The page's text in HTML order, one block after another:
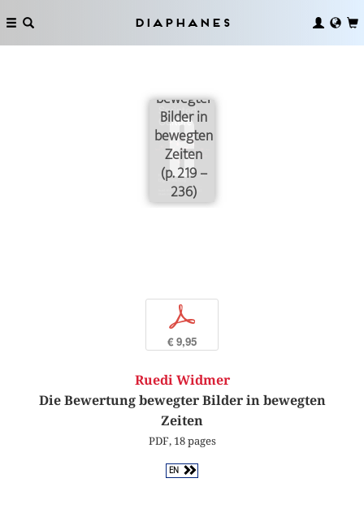
Diaphanes
bewegter
Bilder in
bewegten
Zeiten
(p. 219 –
236)
p
€ 9,95
Ruedi Widmer
Die Bewertung bewegter Bilder in bewegten
Zeiten
PDF, 18 pages
EN